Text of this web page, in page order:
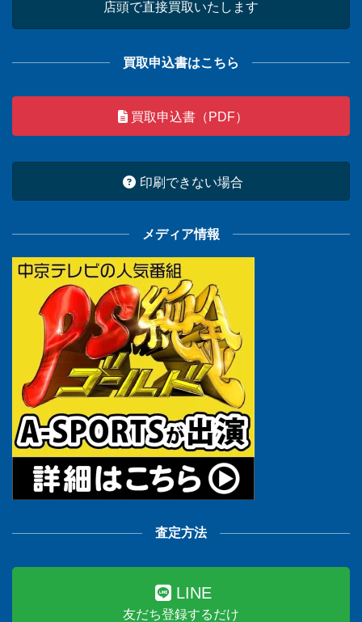
店頭で直接買取いたします
買取申込書はこちら
買取申込書（PDF）
印刷できない場合
メディア情報
査定方法
LINE
友だち登録するだけ